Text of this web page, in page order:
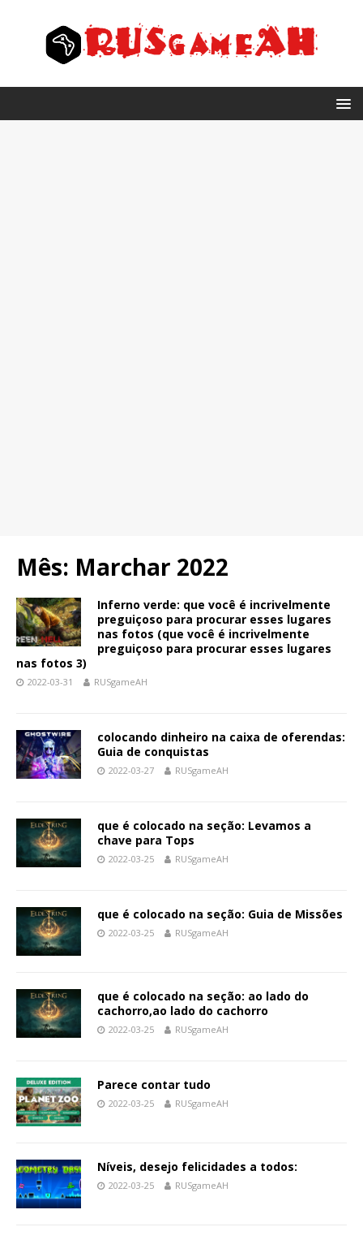
Mês: Marchar 2022
Inferno verde: que você é incrivelmente
preguiçoso para procurar esses lugares
nas fotos (que você é incrivelmente
preguiçoso para procurar esses lugares
nas fotos 3)
2022-03-31 RUSgameAH
colocando dinheiro na caixa de oferendas:
Guia de conquistas
2022-03-27 RUSgameAH
que é colocado na seção: Levamos a
chave para Tops
2022-03-25 RUSgameAH
que é colocado na seção: Guia de Missões
2022-03-25 RUSgameAH
que é colocado na seção: ao lado do
cachorro,ao lado do cachorro
2022-03-25 RUSgameAH
Parece contar tudo
2022-03-25 RUSgameAH
Níveis, desejo felicidades a todos:
2022-03-25 RUSgameAH